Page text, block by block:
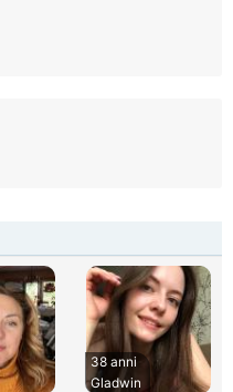
38 anni
Gladwin